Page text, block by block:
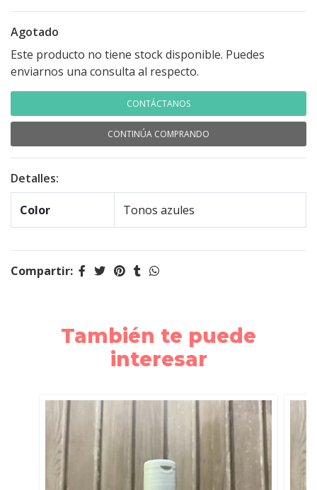
Agotado
Este producto no tiene stock disponible. Puedes
enviarnos una consulta al respecto.
CONTÁCTANOS
CONTINÚA COMPRANDO
Detalles:
Color Tonos azules
Compartir:
También te puede
interesar